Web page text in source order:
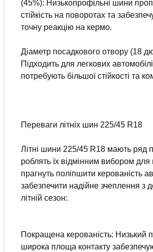
(45%): Низькопрофільні шини
стійкість на поворотах та
точну реакцію на кермо.
Діаметр посадкового отвору (18
Підходить для легкових
потребують більшої стійкості та
Переваги літніх шин 225/45 R18
Літні шини 225/45 R18 мають ряд
роблять їх відмінним вибором для
прагнуть поліпшити керованість
забезпечити надійне зчеплення з
літній сезон:
Покращена керованість: Низький
широка площа контакту